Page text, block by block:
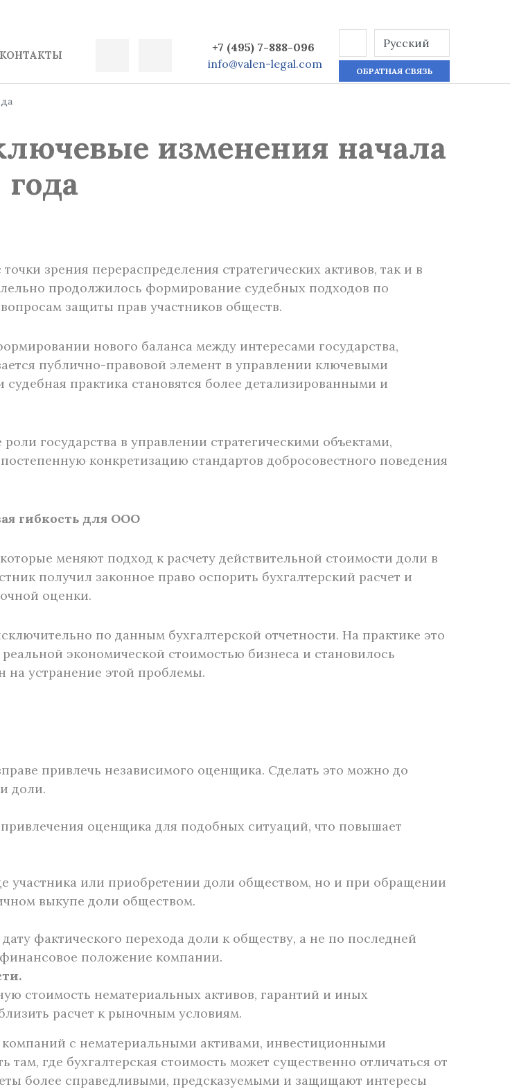
КОНТАКТЫ
+7 (495) 7-888-096
info@valen-legal.com
ОБРАТНАЯ СВЯЗЬ
изменения начала
года
зрения перераспределения стратегических активов, так и в
продолжилось формирование судебных подходов по
защиты прав участников обществ.
нового баланса между интересами государства,
публично-правовой элемент в управлении ключевыми
практика становятся более детализированными и
государства в управлении стратегическими объектами,
конкретизацию стандартов добросовестного поведения
гибкость для ООО
меняют подход к расчету действительной стоимости доли в
получил законное право оспорить бухгалтерский расчет и
оценки.
по данным бухгалтерской отчетности. На практике это
экономической стоимостью бизнеса и становилось
устранение этой проблемы.
привлечь независимого оценщика. Сделать это можно до
доли.
оценщика для подобных ситуаций, что повышает
участника или приобретении доли обществом, но и при обращении
выкупе доли обществом.
фактического перехода доли к обществу, а не по последней
финансовое положение компании.
стоимость нематериальных активов, гарантий и иных
расчет к рыночным условиям.
с нематериальными активами, инвестиционными
где бухгалтерская стоимость может существенно отличаться от
более справедливыми, предсказуемыми и защищают интересы